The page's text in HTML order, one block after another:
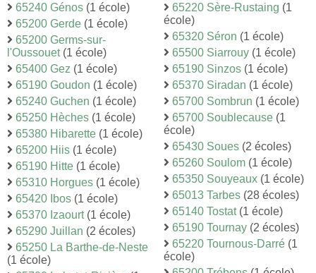
65240 Génos (1 école)
65200 Gerde (1 école)
65200 Germs-sur-
l'Oussouet(1 école)
65400 Gez (1 école)
65190 Goudon (1 école)
65240 Guchen (1 école)
65250 Hèches (1 école)
65380 Hibarette (1 école)
65200 Hiis (1 école)
65190 Hitte (1 école)
65310 Horgues (1 école)
65420 Ibos (1 école)
65370 Izaourt(1 école)
65290 Juillan (2 écoles)
65250 La Barthe-de-Neste
(1 école)
65220 Sère-Rustaing (1
école)
65320 Séron (1 école)
65500 Siarrouy (1 école)
65190 Sinzos (1 école)
65370 Siradan (1 école)
65700 Sombrun (1 école)
65700 Soublecause (1
école)
65430 Soues (2 écoles)
65260 Soulom (1 école)
65350 Souyeaux (1 école)
65013 Tarbes (28 écoles)
65140 Tostat(1 école)
65190 Tournay (2 écoles)
65220 Tournous-Darré (1
école)